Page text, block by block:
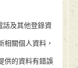
話及其他登錄資
相關個人資料，
供的資料有錯誤